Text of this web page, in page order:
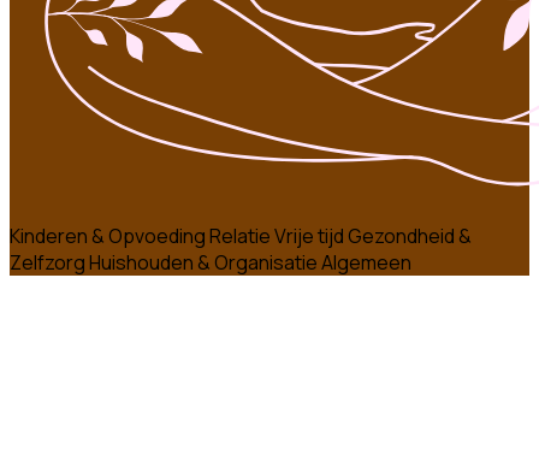
Kinderen & OpvoedingRelatieVrije tijd Gezondheid &
ZelfzorgHuishouden & OrganisatieAlgemeen